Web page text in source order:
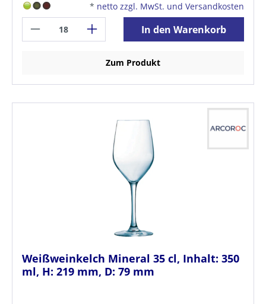
* netto zzgl. MwSt. und Versandkosten
In den Warenkorb
Zum Produkt
Weißweinkelch Mineral 35 cl, Inhalt: 350
ml, H: 219 mm, D: 79 mm